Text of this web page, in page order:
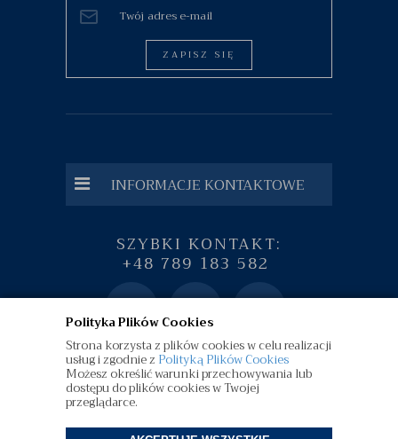
Polityka Plików Cookies
Strona korzysta z plików cookies w celu realizacji
usług i zgodnie z Polityką Plików Cookies
Możesz określić warunki przechowywania lub
dostępu do plików cookies w Twojej
przeglądarce.
ZAPISZ SIĘ
INFORMACJE KONTAKTOWE
SZYBKI KONTAKT:
+48 789 183 582